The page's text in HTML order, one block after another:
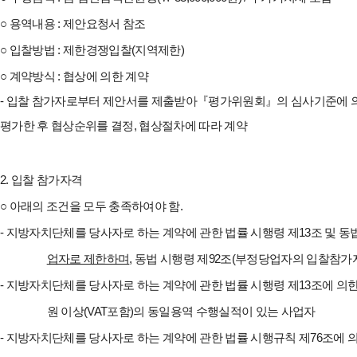
○ 용역내용 :제안요청서 참조
○ 입찰방법 :제한경쟁입찰(지역제한)
○ 계약방식 : 협상에 의한 계약
- 입찰 참가자로부터 제안서를 제출받아『평가위원회 』 의 심사기준에
평가한 후 협상순위를 결정, 협상절차에 따라 계약
2. 입찰 참가자격
○ 아래의 조건을 모두 충족하여야 함.
- 지방자치단체를 당사자로 하는 계약에 관한 법률 시행령 제 13조 및 동
업자로 제한하며, 동법 시행령 제 92조(부정당업자의 입찰참가
- 지방자치단체를 당사자로 하는 계약에 관한 법률 시행령 제 13조에 의
원 이상(VAT포함)의 동일용역 수행실적이 있는 사업자
- 지방자치단체를 당사자로 하는 계약에 관한 법률 시행규칙 제76조에